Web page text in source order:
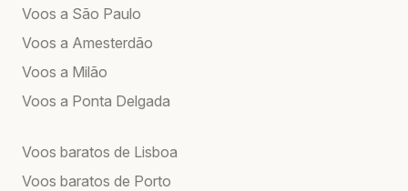
Voos a São Paulo
Voos a Amesterdão
Voos a Milão
Voos a Ponta Delgada
Voos baratos de Lisboa
Voos baratos de Porto